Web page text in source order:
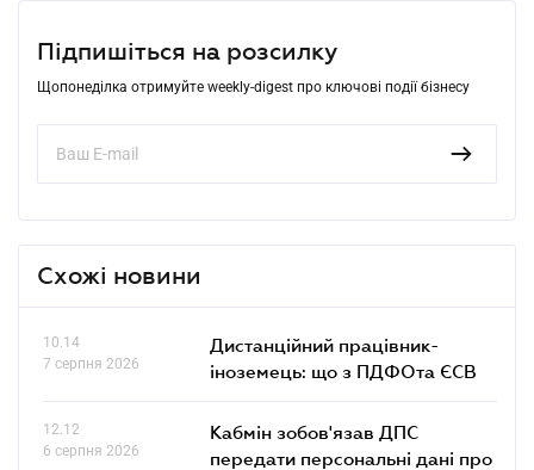
Підпишіться на розсилку
Щопонеділка отримуйте weekly-digest про ключові події бізнесу
Схожі новини
10.14
7 серпня 2026
Дистанційний працівник-
іноземець: що з ПДФОта ЄСВ
12.12
6 серпня 2026
Кабмін зобов'язав ДПС
передати персональні дані про